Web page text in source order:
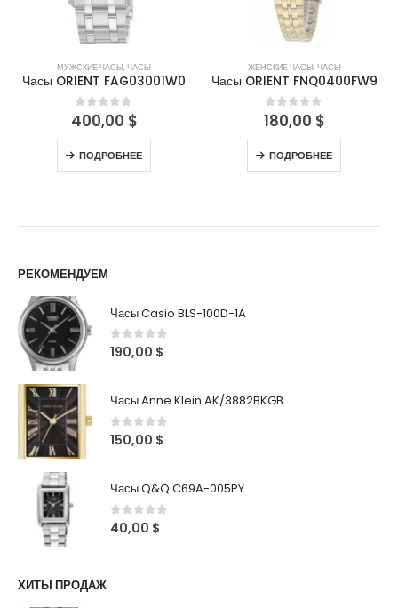
МУЖСКИЕ ЧАСЫ,ЧАСЫ
Часы ORIENT FAG03001W0
0out of 5
400,00 $
ПОДРОБНЕЕ
ЖЕНСКИЕ ЧАСЫ,ЧАСЫ
Часы ORIENT FNQ0400FW9
0out of 5
180,00 $
ПОДРОБНЕЕ
РЕКОМЕНДУЕМ
Часы Casio BLS-100D-1A
0out of 5
190,00 $
Часы Anne Klein AK/3882BKGB
0out of 5
150,00 $
Часы Q&Q C69A-005PY
0 out of 5
40,00 $
ХИТЫ ПРОДАЖ